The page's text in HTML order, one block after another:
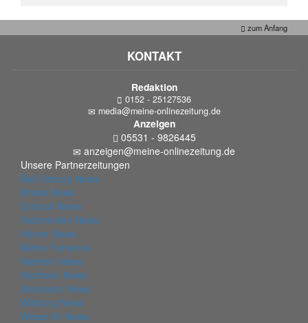
zum Anfang
KONTAKT
Redaktion
0152 - 25127536
media@meine-onlinezeitung.de
Anzeigen
05531 - 9826445
anzeigen@meine-onlinezeitung.de
Unsere Partnerzeitungen
Bad Driburg News
Brakel News
Einbeck News
Holzminden News
Höxter News
Meine Fankurve
Nieheim News
Northeim News
Steinheim News
Warburg News
Weser-Ith News